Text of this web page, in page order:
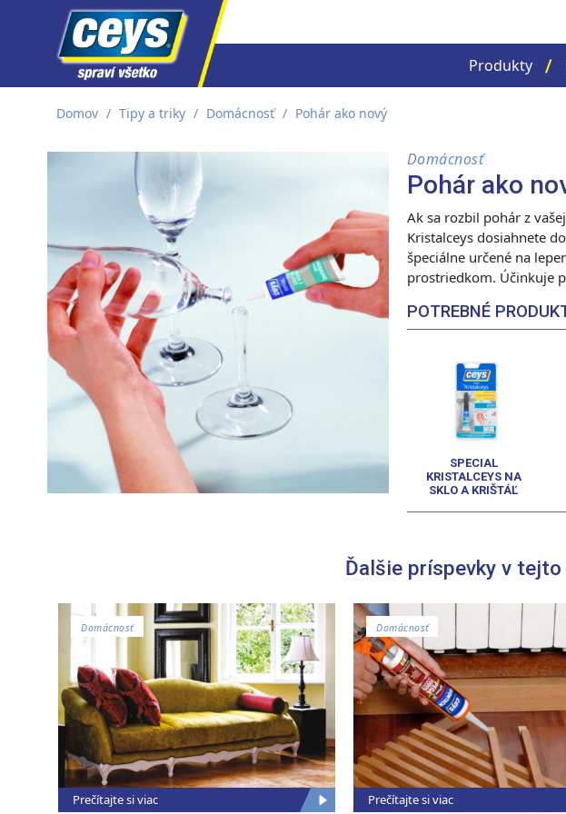
Produkty
Domov / Tipy a triky / Domácnosť / Pohár ako nový
Domácnosť
Pohár ako
Ak sa rozbil pohár z
Kristalceys dosiahnete
špeciálne určené na
prostriedkom. Účinkuje
POTREBNÉ
SPECIAL
KRISTALCEYS NA
SKLO A KRIŠTÁĽ
Ďalšie príspevky v
Domácnosť
Prečítajte si viac
Domácnosť
Prečítajte si viac